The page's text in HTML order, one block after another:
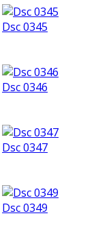
Dsc 0345
Dsc 0346
Dsc 0347
Dsc 0349